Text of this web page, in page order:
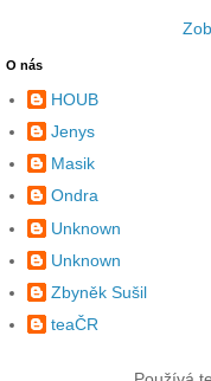
O nás
HOUB
Jenys
Masik
Ondra
Unknown
Unknown
Zbyněk Sušil
teaČR